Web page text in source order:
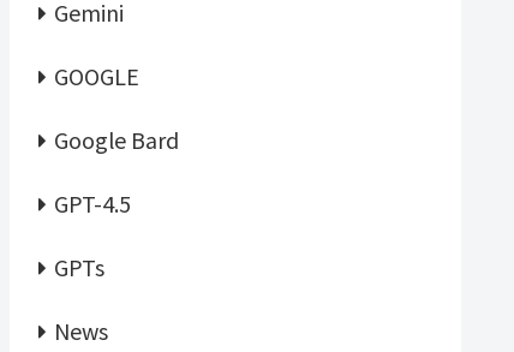
Gemini
GOOGLE
Google Bard
GPT-4.5
GPTs
News